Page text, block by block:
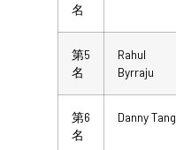
名
第5
名
Rahul
Byrraju
第6
名
Danny Tang